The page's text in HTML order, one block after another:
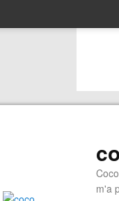
m'a